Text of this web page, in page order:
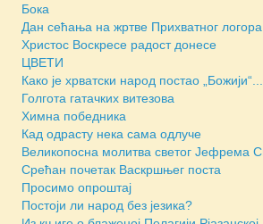
Бока
Дан сећања на жртве Прихватног логора
Христос Воскресе радост донесе
ЦВЕТИ
Како је хрватски народ постао „Божији“...
Голгота гатачких витезова
Химна победника
Кад одрасту нека сама одлуче
Великопосна молитва светог Јефрема
Срећан почетак Васкршњег поста
Просимо опроштај
Постоји ли народ без језика?